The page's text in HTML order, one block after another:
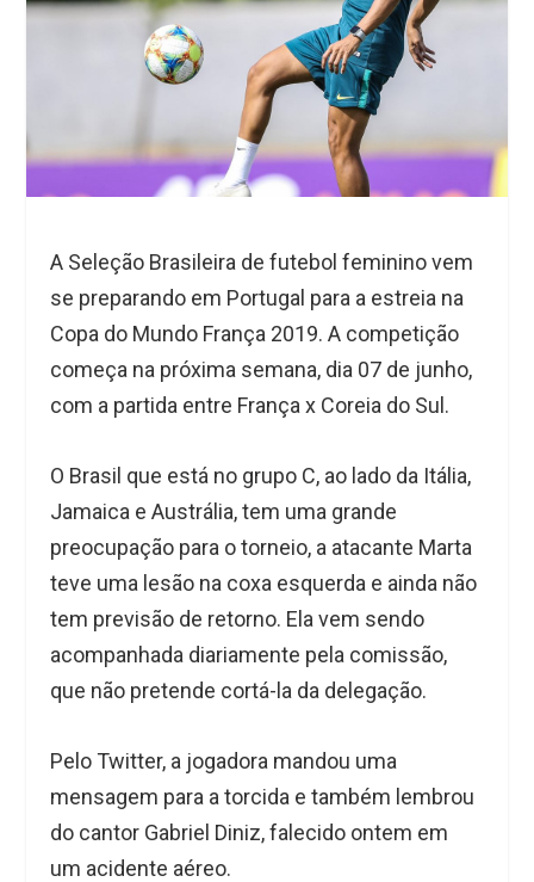
A Seleção Brasileira de futebol feminino vem
se preparando em Portugal para a estreia na
Copa do Mundo França 2019. A competição
começa na próxima semana, dia 07 de junho,
com a partida entre França x Coreia do Sul.
O Brasil que está no grupo C, ao lado da Itália,
Jamaica e Austrália, tem uma grande
preocupação para o torneio, a atacante Marta
teve uma lesão na coxa esquerda e ainda não
tem previsão de retorno. Ela vem sendo
acompanhada diariamente pela comissão,
que não pretende cortá-la da delegação.
Pelo Twitter, a jogadora mandou uma
mensagem para a torcida e também lembrou
do cantor Gabriel Diniz, falecido ontem em
um acidente aéreo.